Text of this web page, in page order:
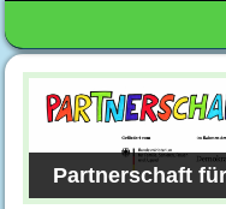
Partnerschaft